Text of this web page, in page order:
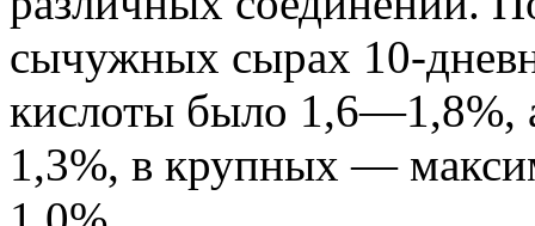
сычужных сырах 10-
кислоты было 1,6—1,8%,
1,3%, в крупных —